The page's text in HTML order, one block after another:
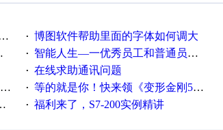
· 博图软件帮助里面的字体如何调大
· 智能人生—一优秀员工和普通员工差别，精辟到位！
· 在线求助通讯问题
· 等的就是你！快来领《变形金刚5》观影券
· 福利来了，S7-200实例精讲